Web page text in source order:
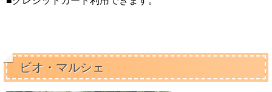
ビオ・マルシェ